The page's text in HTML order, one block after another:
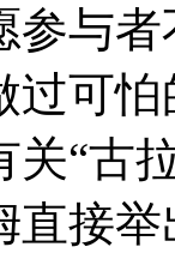
参与
过可
“古
直接